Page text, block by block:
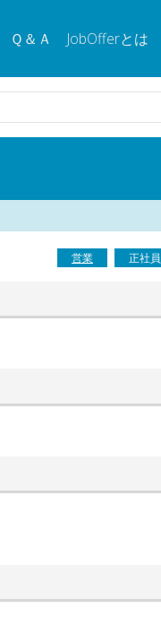
Ｑ＆Ａ JobOfferとは
営業 正社員